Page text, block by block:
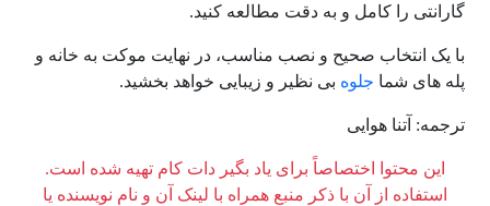
گارانتی را کامل و به دقت مطالعه کنید.
با یک انتخاب صحیح و نصب مناسب، در نهایت موکت به خانه و
پله های شما جلوه بی نظیر و زیبایی خواهد بخشید.
ترجمه: آتنا هوایی
این محتوا اختصاصاً برای یاد بگیر دات کام تهیه شده است.
استفاده از آن با ذکر منبع همراه با لینک آن و نام نویسنده یا